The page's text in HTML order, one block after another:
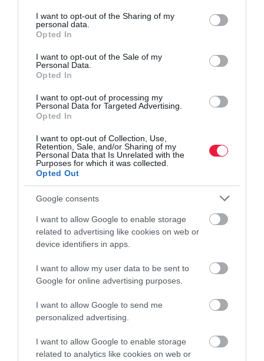
not limited to your visit or usage behaviour. You may click to
grant or deny consent to Google and its third-party tags to
use your data for below specified purposes in below Google
consent section.
I want to opt-out of the Sharing of my
personal data.
Opted In
I want to opt-out of the Sale of my
Personal Data.
Opted In
I want to opt-out of processing my
Personal Data for Targeted Advertising.
Opted In
I want to opt-out of Collection, Use,
Retention, Sale, and/or Sharing of my
Personal Data that Is Unrelated with the
Purposes for which it was collected.
Opted Out
Google consents
I want to allow Google to enable storage
related to advertising like cookies on web or
device identifiers in apps.
I want to allow my user data to be sent to
Google for online advertising purposes.
I want to allow Google to send me
personalized advertising.
I want to allow Google to enable storage
related to analytics like cookies on web or